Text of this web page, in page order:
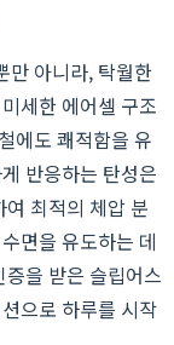
만 아니라, 탁월한
세한 에어셀 구조
에도 쾌적함을 유
반응하는 탄성은
최적의 체압 분
면을 유도하는 데
을 받은 슬립어스
으로 하루를 시작